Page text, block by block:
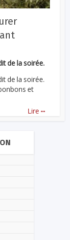
de la soirée.
de la soirée.
et
Lire ...